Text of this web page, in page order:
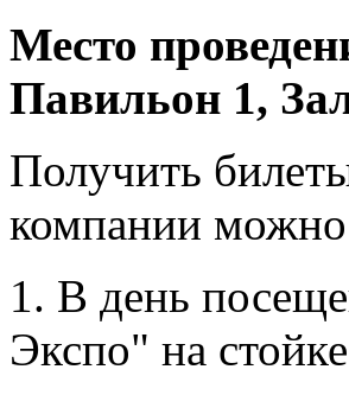
Место
Павильон 1,
Получить
компании
1. В день
Экспо" на